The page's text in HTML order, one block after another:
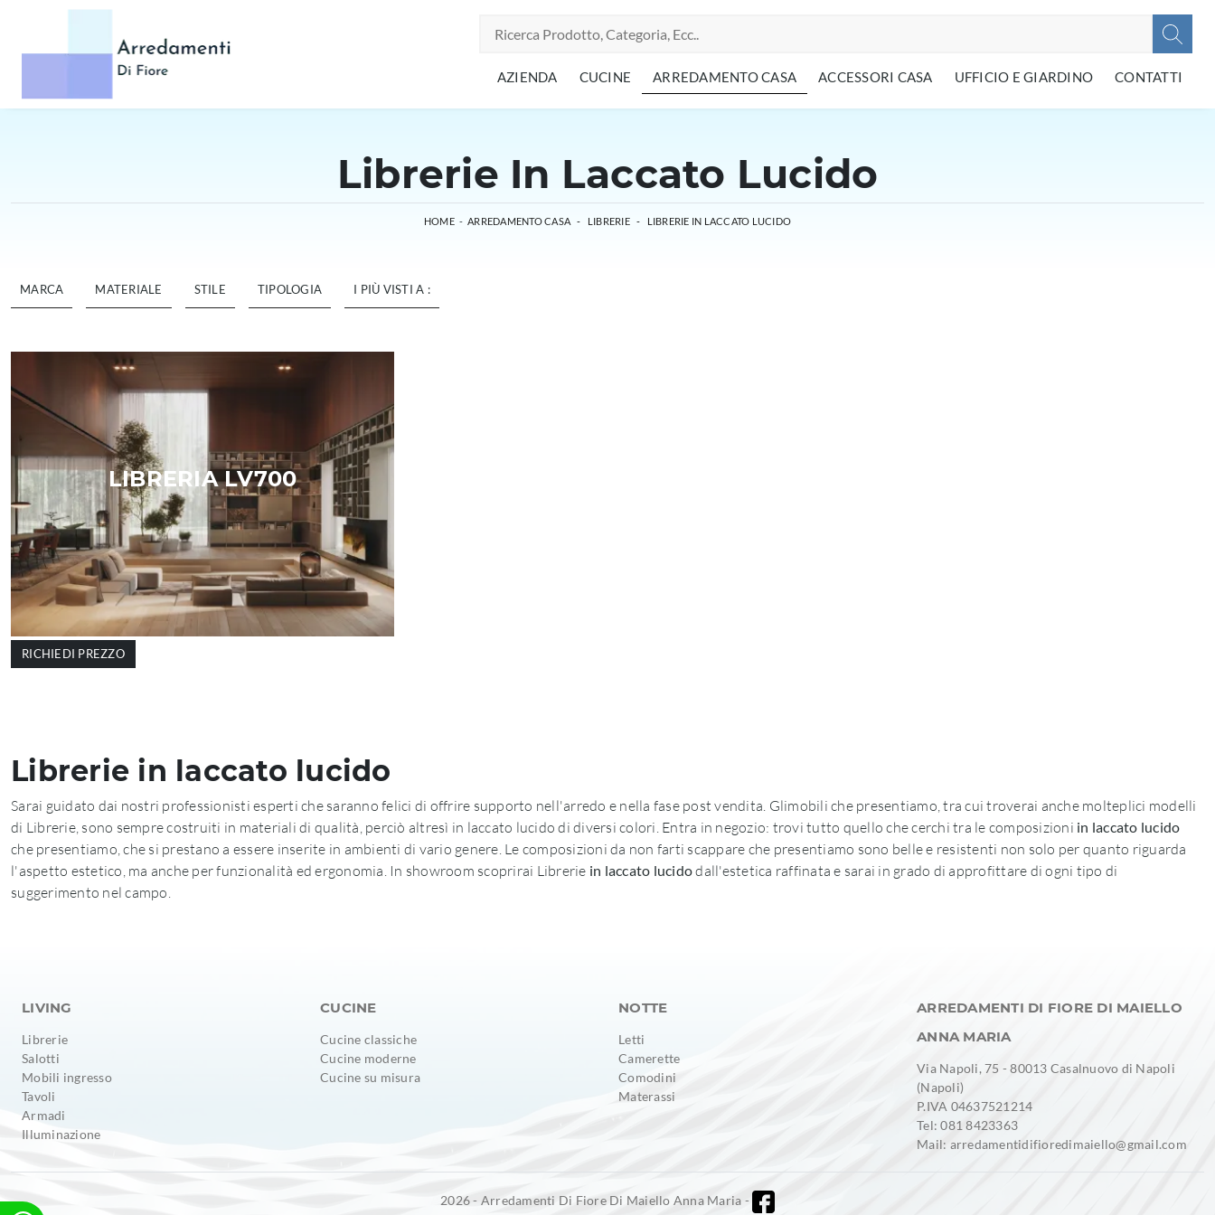
AZIENDA CUCINE ARREDAMENTO CASA ACCESSORI CASA UFFICIO E GIARDINO CONTATTI
Librerie In Laccato Lucido
HOME - ARREDAMENTO CASA - LIBRERIE - LIBRERIE IN LACCATO LUCIDO
MARCA MATERIALE STILE TIPOLOGIA I PIÙ VISTI A :
LIBRERIA LV700
RICHIEDI PREZZO
Librerie in laccato lucido
Sarai guidato dai nostri professionisti esperti che saranno felici di offrire supporto nell'arredo e nella fase post vendita. Glimobili che presentiamo, tra cui troverai anche molteplici modelli
di Librerie, sono sempre costruiti in materiali di qualità, perciò altresì in laccato lucido di diversi colori. Entra in negozio: trovi tutto quello che cerchi tra le composizioni in laccato lucido
che presentiamo, che si prestano a essere inserite in ambienti di vario genere. Le composizioni da non farti scappare che presentiamo sono belle e resistenti non solo per quanto riguarda
l'aspetto estetico, ma anche per funzionalità ed ergonomia. In showroom scoprirai Librerie in laccato lucidodall'estetica raffinata e sarai in grado di approfittare di ogni tipo di
suggerimento nel campo.
LIVING
Librerie
Salotti
Mobili ingresso
Tavoli
Armadi
Illuminazione
CUCINE
Cucine classiche
Cucine moderne
Cucine su misura
NOTTE
Letti
Camerette
Comodini
Materassi
ARREDAMENTI DI FIORE DI MAIELLO
ANNA MARIA
Via Napoli, 75 - 80013 Casalnuovo di Napoli
(Napoli)
P.IVA 04637521214
Tel: 081 8423363
Mail: arredamentidifioredimaiello@gmail.com
2026 - Arredamenti Di Fiore Di Maiello Anna Maria -